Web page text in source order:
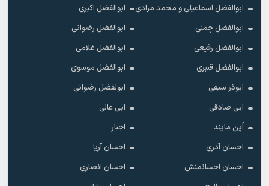
ابوالفضل اسماعیلی و محمد مرادی
ابوالفضل اکبری
ابوالفضل چمنی
ابوالفضل رضوانی
ابوالفضل رفیعی
ابوالفضل غلامی
ابوالفضل قنبری
ابوالفضل موسوی
ابوذر سیفی
ابولفضل رضوانی
ابی صادقی
ابی عالی
اُپن مایند
اجبار
احسان آذری
احسان آریا
احسان احسانمنش
احسان انصاری